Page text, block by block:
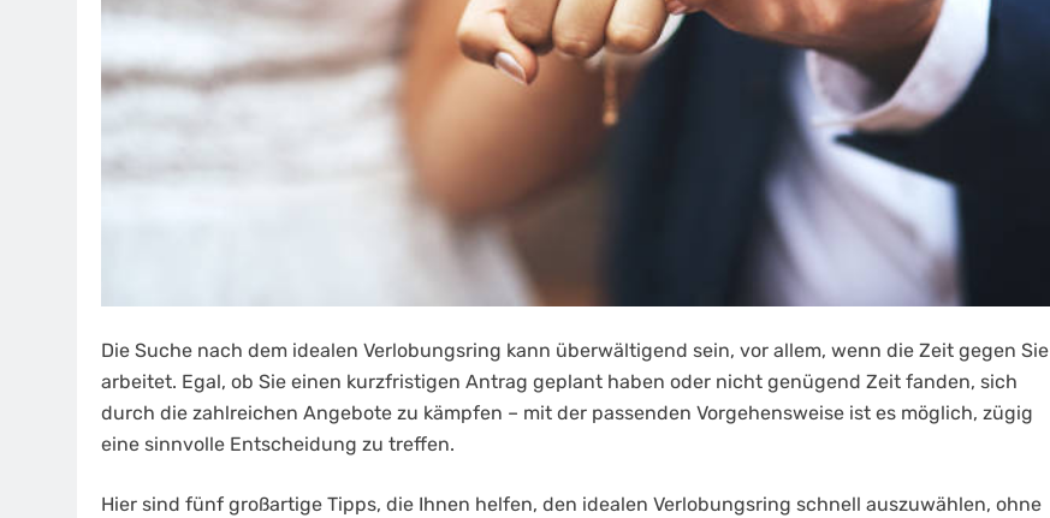
Die Suche nach dem idealen Verlobungsring kann überwältigend sein, vor allem, wenn die Zeit gegen Sie
arbeitet. Egal, ob Sie einen kurzfristigen Antrag geplant haben oder nicht genügend Zeit fanden, sich
durch die zahlreichen Angebote zu kämpfen – mit der passenden Vorgehensweise ist es möglich, zügig
eine sinnvolle Entscheidung zu treffen.
Hier sind fünf großartige Tipps, die Ihnen helfen, den idealen Verlobungsring schnell auszuwählen, ohne